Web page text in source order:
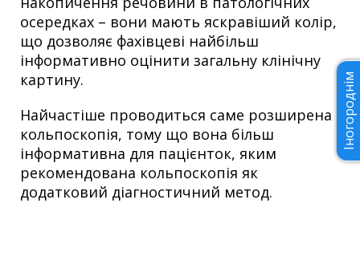
осередках – вони мають яскравіший колір,
що дозволяє фахівцеві найбільш
інформативно оцінити загальну клінічну
картину.
Найчастіше проводиться саме розширена
кольпоскопія, тому що вона більш
інформативна для пацієнток, яким
рекомендована кольпоскопія як
додатковий діагностичний метод.
Іногороднім